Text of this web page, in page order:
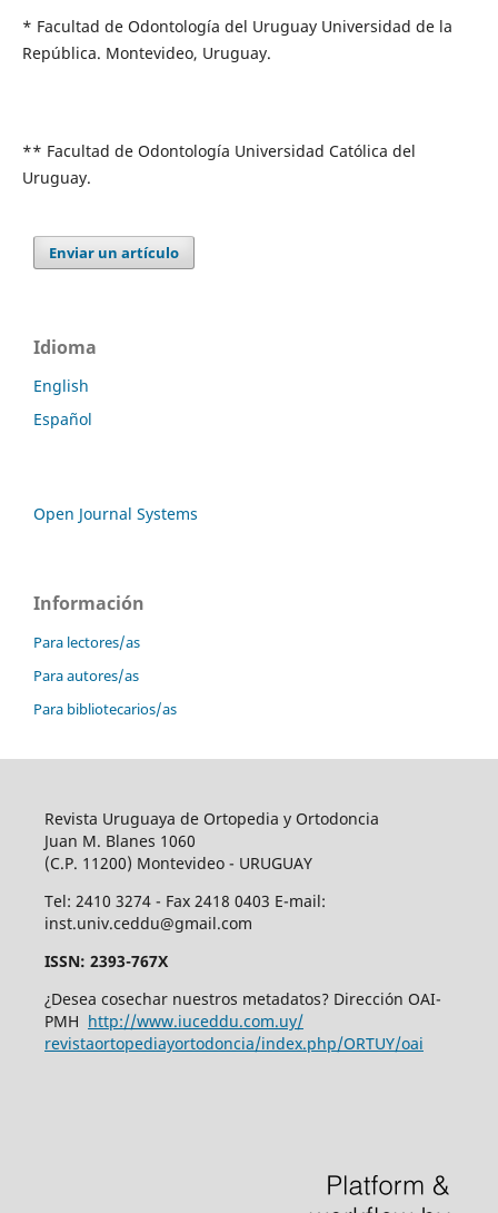
* Facultad de Odontología del Uruguay Universidad de la
República. Montevideo, Uruguay.
** Facultad de Odontología Universidad Católica del
Uruguay.
Enviar un artículo
Idioma
English
Español
Open Journal Systems
Información
Para lectores/as
Para autores/as
Para bibliotecarios/as
Revista Uruguaya de Ortopedia y Ortodoncia
Juan M. Blanes 1060
(C.P. 11200) Montevideo - URUGUAY
Tel: 2410 3274 - Fax 2418 0403 E-mail:
inst.univ.ceddu@gmail.com
ISSN: 2393-767X
¿Desea cosechar nuestros metadatos? Dirección OAI-
PMH http://www.iuceddu.com.uy/
revistaortopediayortodoncia/index.php/ORTUY/oai